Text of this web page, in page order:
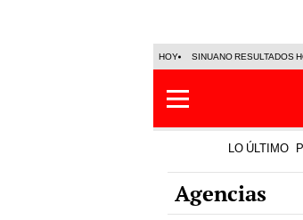
HOY SINUANO RESULTADOS
LO ÚLTIMO
Agencias